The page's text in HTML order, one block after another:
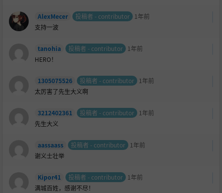
AlexMecer 投稿者 - contributor
1年前
支持一波
tanohia 投稿者 - contributor
1年前
HERO！
1305075526 投稿者 - contributor
1年前
太厉害了先生大义啊
3212402361 投稿者 - contributor
1年前
先生大义
aassaass 投稿者 - contributor
1年前
谢义士壮举
Kipor41 投稿者 - contributor
1年前
满城百姓，感谢不尽！